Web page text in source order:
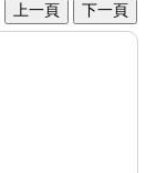
上一頁 下一頁